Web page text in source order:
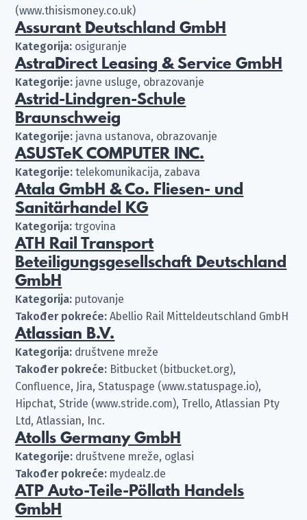
(www.thisismoney.co.uk)
Assurant Deutschland GmbH
Kategorija: osiguranje
AstraDirect Leasing & Service GmbH
Kategorije: javne usluge, obrazovanje
Astrid-Lindgren-Schule
Braunschweig
Kategorije: javna ustanova, obrazovanje
ASUSTeK COMPUTER INC.
Kategorije: telekomunikacija, zabava
Atala GmbH & Co. Fliesen- und
Sanitärhandel KG
Kategorija: trgovina
ATH Rail Transport
Beteiligungsgesellschaft Deutschland
GmbH
Kategorija: putovanje
Također pokreće: Abellio Rail Mitteldeutschland GmbH
Atlassian B.V.
Kategorija: društvene mreže
Također pokreće: Bitbucket (bitbucket.org),
Confluence, Jira, Statuspage (www.statuspage.io),
Hipchat, Stride (www.stride.com), Trello, Atlassian Pty
Ltd, Atlassian, Inc.
Atolls Germany GmbH
Kategorije: društvene mreže, oglasi
Također pokreće: mydealz.de
ATP Auto-Teile-Pöllath Handels
GmbH